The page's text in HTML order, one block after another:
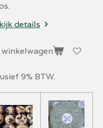
details
winkelwagen
9% BTW.